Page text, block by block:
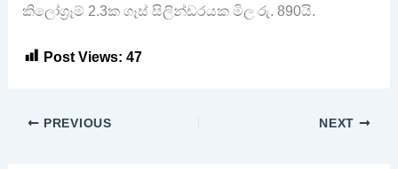
කිලෝග්‍රෑම් 2.3ක ගෑස් සිලින්ඩරයක මිල රු. 890යි.
Post Views: 47
PREVIOUS NEXT